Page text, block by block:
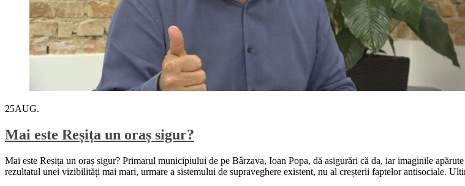
25AUG.
Mai este Reșița un oraș sigur?
Mai este Reșița un oraș sigur? Primarul municipiului de pe Bârzava, Ioan Popa, dă asigurări că da, iar imaginile
rezultatul unei vizibilități mai mari, urmare a sistemului de supraveghere existent, nu al creșterii faptelor antisociale.